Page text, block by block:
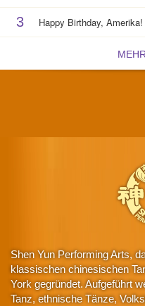
3 Happy Birthday, Amerika!
Shen Yun Performing Arts,
klassischen chinesischen
York gegründet. Aufgeführt
Tanz, ethnische Tänze,